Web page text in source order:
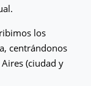
los
centrándonos
(ciudad y